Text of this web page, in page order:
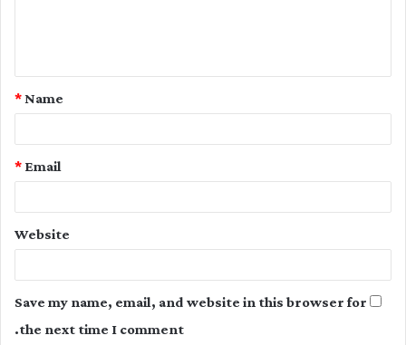
t
Name
*
Email
*
Website
Save my name, email, and website in this browser for
the next time I comment.